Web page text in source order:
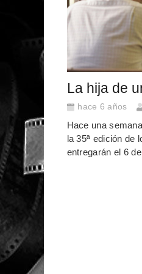
La hija de
hace 6 años
Hace una
la 35ª edición de
entregarán el 6